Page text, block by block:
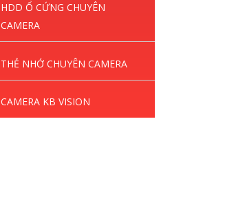
HDD Ổ CỨNG CHUYÊN
CAMERA
THẺ NHỚ CHUYÊN CAMERA
CAMERA KB VISION